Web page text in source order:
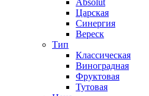
Царская
Синергия
Вереск
Тип
Классическая
Виноградная
Фруктовая
Тутовая